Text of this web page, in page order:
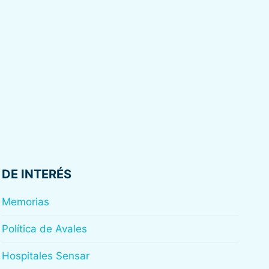
DE INTERÉS
Memorias
Política de Avales
Hospitales Sensar